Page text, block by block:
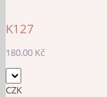
K127
180.00 Kč
CZK